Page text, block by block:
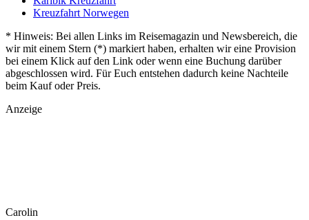
Kreuzfahrt Norwegen
* Hinweis: Bei allen Links im Reisemagazin und Newsbereich, die
wir mit einem Stern (*) markiert haben, erhalten wir eine Provision
bei einem Klick auf den Link oder wenn eine Buchung darüber
abgeschlossen wird. Für Euch entstehen dadurch keine Nachteile
beim Kauf oder Preis.
Anzeige
Carolin